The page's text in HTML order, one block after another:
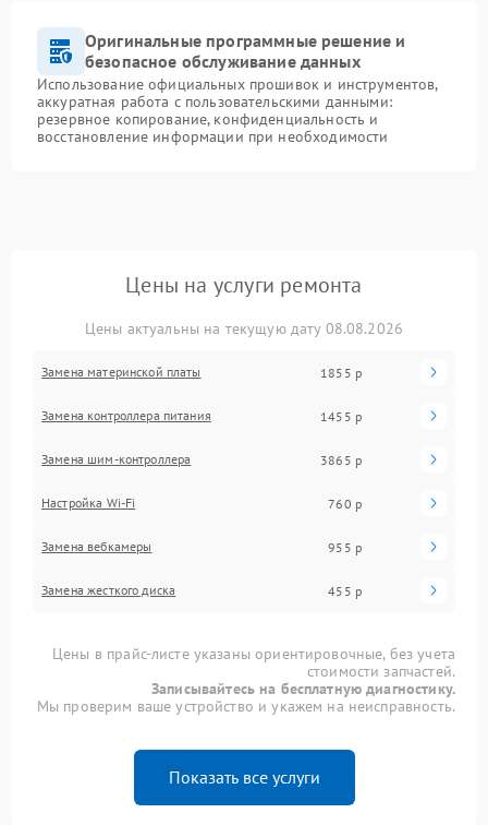
Оригинальные программные решение и
безопасное обслуживание данных
Использование официальных прошивок и инструментов,
аккуратная работа с пользовательскими данными:
резервное копирование, конфиденциальность и
восстановление информации при необходимости
Цены на услуги ремонта
Цены актуальны на текущую дату 08.08.2026
Замена материнской платы 1855 р
Замена контроллера питания 1455 р
Замена шим-контроллера 3865 р
Настройка Wi-Fi 760 р
Замена вебкамеры 955 р
Замена жесткого диска 455 р
Цены в прайс-листе указаны ориентировочные, без учета
стоимости запчастей.
Записывайтесь на бесплатную диагностику.
Мы проверим ваше устройство и укажем на неисправность.
Показать все услуги